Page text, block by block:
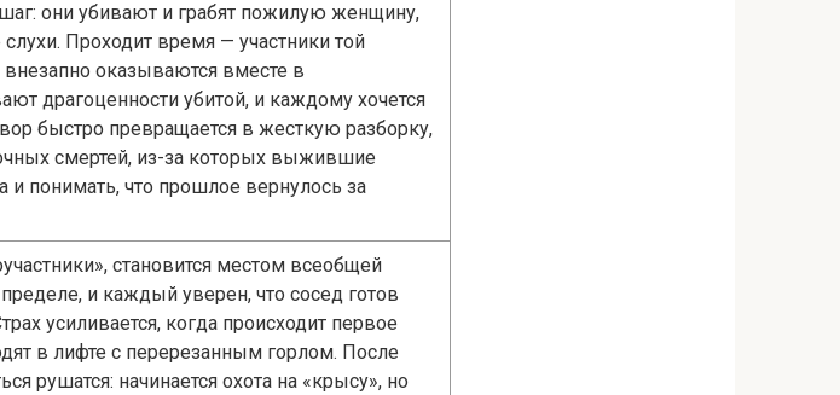
они убивают и грабят пожилую женщину,
Проходит время — участники той
оказываются вместе в
драгоценности убитой, и каждому хочется
быстро превращается в жесткую разборку,
смертей, из-за которых выжившие
и понимать, что прошлое вернулось за
становится местом всеобщей
и каждый уверен, что сосед готов
усиливается, когда происходит первое
в лифте с перерезанным горлом. После
рушатся: начинается охота на «крысу», но